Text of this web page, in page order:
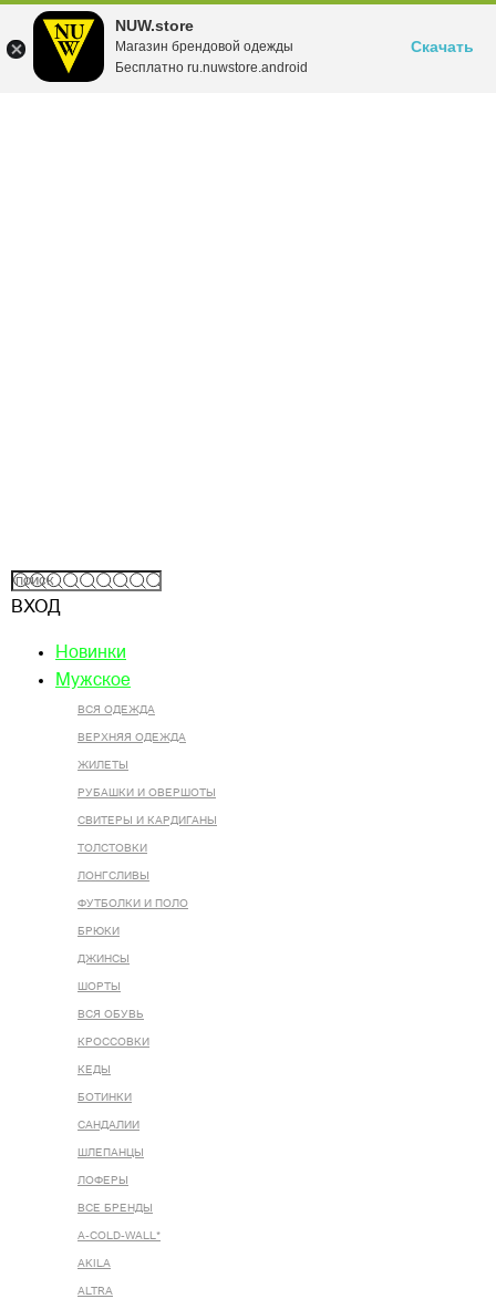
NUW.store
Магазин брендовой одежды
Бесплатно ru.nuwstore.android
Скачать
ВХОД
Новинки
Мужское
ВСЯ ОДЕЖДА
ВЕРХНЯЯ ОДЕЖДА
ЖИЛЕТЫ
РУБАШКИ И ОВЕРШОТЫ
СВИТЕРЫ И КАРДИГАНЫ
ТОЛСТОВКИ
ЛОНГСЛИВЫ
ФУТБОЛКИ И ПОЛО
БРЮКИ
ДЖИНСЫ
ШОРТЫ
ВСЯ ОБУВЬ
КРОССОВКИ
КЕДЫ
БОТИНКИ
САНДАЛИИ
ШЛЕПАНЦЫ
ЛОФЕРЫ
ВСЕ БРЕНДЫ
A-COLD-WALL*
AKILA
ALTRA